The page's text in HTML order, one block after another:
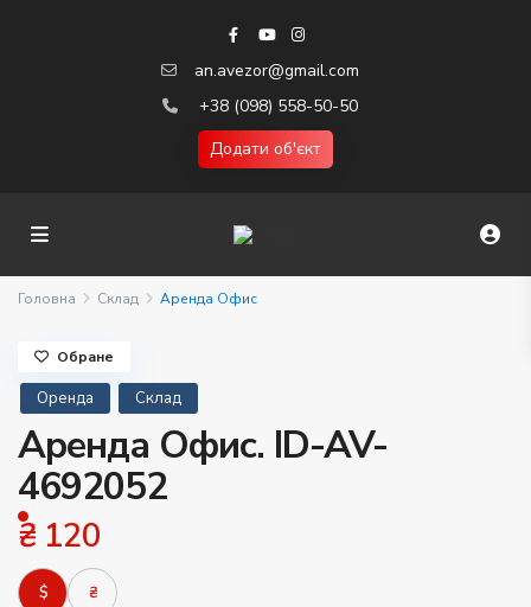
an.avezor@gmail.com
+38 (098) 558-50-50
Додати об'єкт
Головна Склад Аренда Офис
Оренда Склад
Аренда Офис. ID-AV-
4692052
₴ 120
$ ₴
Обране